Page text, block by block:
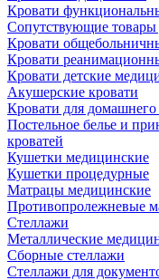
Кровати
Сопутствующие товары
Кровати
Кровати
Кровати детские
Акушерские кровати
Кровати для домашнего
Постельное белье и
кроватей
Кушетки медицинские
Кушетки процедурные
Матрацы медицинские
Противопролежневые
Стеллажи
Металлические
Сборные стеллажи
Стеллажи для